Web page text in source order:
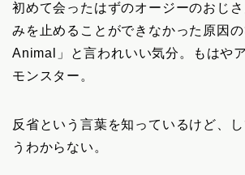
初めて会ったはずのオージーのおじ
みを止めることができなかった原因
Animal」と言われいい気分。もはや
モンスター。
反省という言葉を知っているけど、
うわからない。